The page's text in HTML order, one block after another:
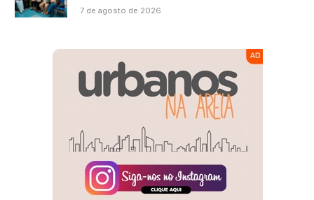
7 de agosto de 2026